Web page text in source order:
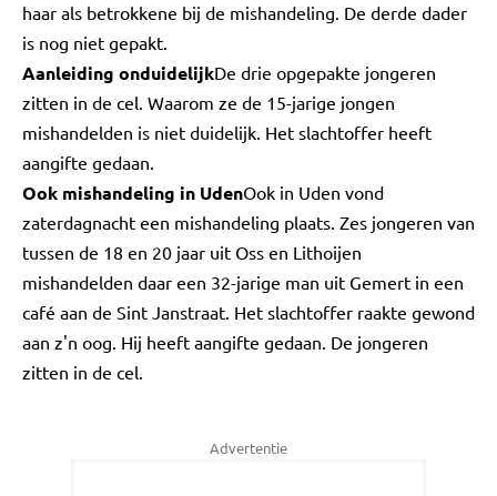
haar als betrokkene bij de mishandeling. De derde dader
is nog niet gepakt.
Aanleiding onduidelijkDe drie opgepakte jongeren
zitten in de cel. Waarom ze de 15-jarige jongen
mishandelden is niet duidelijk. Het slachtoffer heeft
aangifte gedaan.
Ook mishandeling in UdenOok in Uden vond
zaterdagnacht een mishandeling plaats. Zes jongeren van
tussen de 18 en 20 jaar uit Oss en Lithoijen
mishandelden daar een 32-jarige man uit Gemert in een
café aan de Sint Janstraat. Het slachtoffer raakte gewond
aan z'n oog. Hij heeft aangifte gedaan. De jongeren
zitten in de cel.
Advertentie